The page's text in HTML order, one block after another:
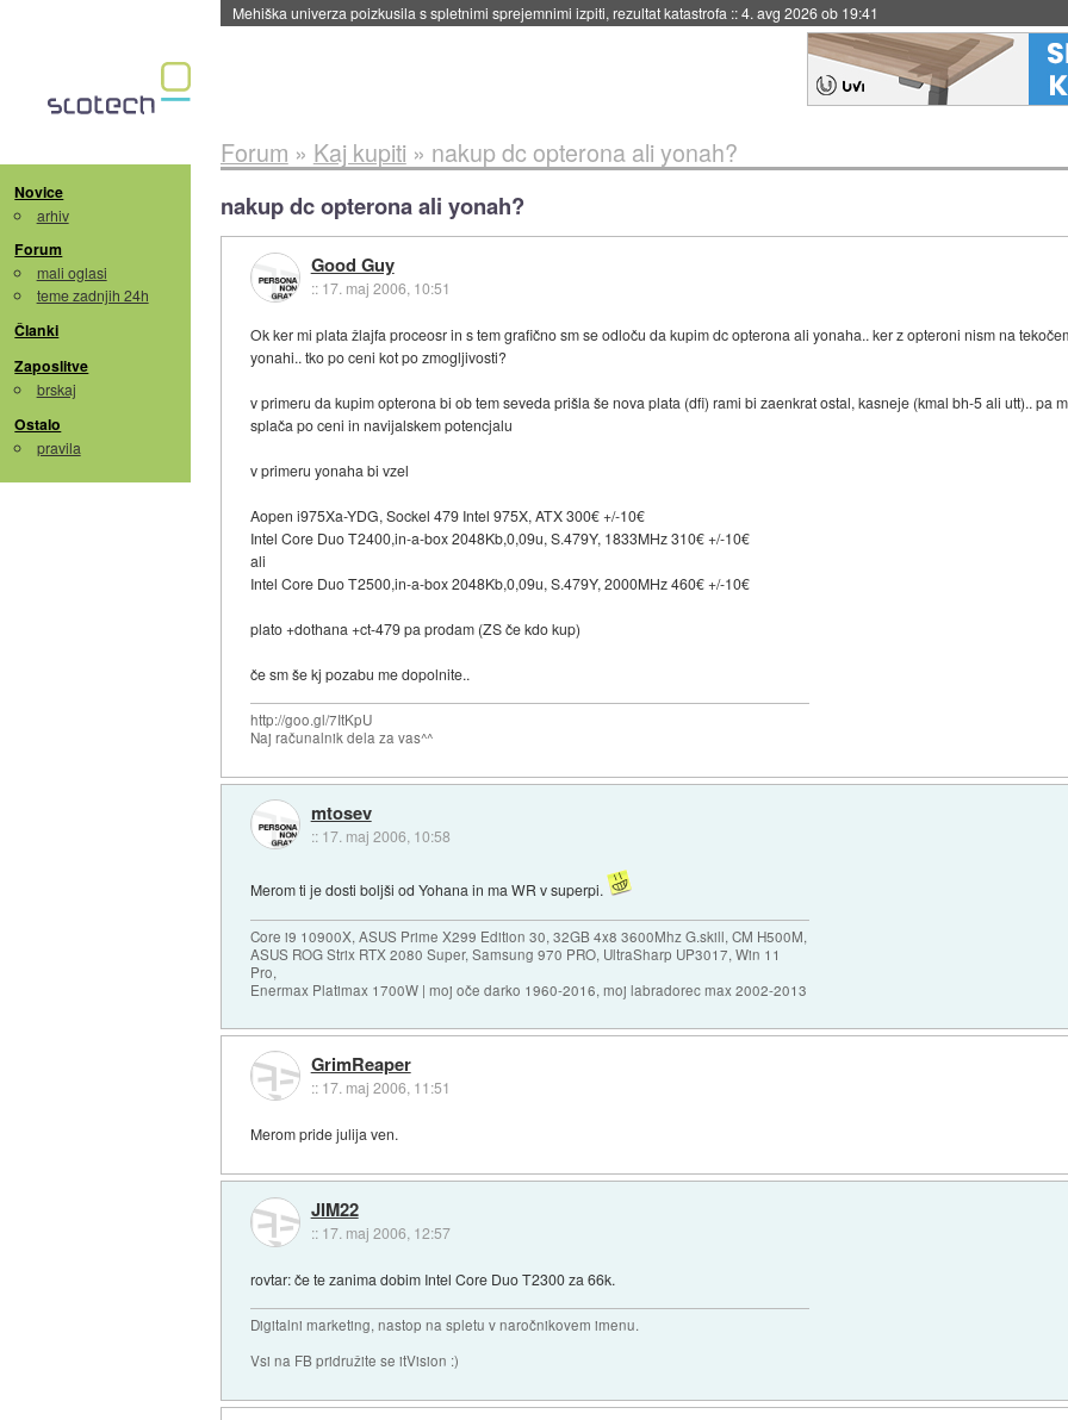
Evropska vesoljska agencija razvija svojo raketo za večkratno uporabo::4. avg 2026 ob 19:41
Novice
arhiv
Forum
mali oglasi
teme zadnjih 24h
Članki
Zaposlitve
brskaj
Ostalo
pravila
Forum » Kaj kupiti » nakup dc opterona ali yonah?
nakup dc opterona ali yonah?
Good Guy
:: 17. maj 2006, 10:51
Ok ker mi plata žlajfa proceosr in s tem grafično sm se odloču da kupim dc opterona ali yonaha.. ker z opteroni nism na
yonahi.. tko po ceni kot po zmogljivosti?
v primeru da kupim opterona bi ob tem seveda prišla še nova plata (dfi) rami bi zaenkrat ostal, kasneje (kmal bh-5 ali utt).. pa
splača po ceni in navijalskem potencjalu
v primeru yonaha bi vzel
Aopen i975Xa-YDG, Sockel 479 Intel 975X, ATX 300€ +/-10€
Intel Core Duo T2400,in-a-box 2048Kb,0,09u, S.479Y, 1833MHz 310€ +/-10€
ali
Intel Core Duo T2500,in-a-box 2048Kb,0,09u, S.479Y, 2000MHz 460€ +/-10€
plato +dothana +ct-479 pa prodam (ZS če kdo kup)
če sm še kj pozabu me dopolnite..
http://goo.gl/7ItKpU
Naj računalnik dela za vas^^
mtosev
:: 17. maj 2006, 10:58
Merom ti je dosti boljši od Yohana in ma WR v superpi.
Core i9 10900X, ASUS Prime X299 Edition 30, 32GB 4x8 3600Mhz G.skill, CM H500M,
ASUS ROG Strix RTX 2080 Super, Samsung 970 PRO, UltraSharp UP3017, Win 11
Pro,
Enermax Platimax 1700W | moj oče darko 1960-2016, moj labradorec max 2002-2013
GrimReaper
:: 17. maj 2006, 11:51
Merom pride julija ven.
JIM22
:: 17. maj 2006, 12:57
rovtar: če te zanima dobim Intel Core Duo T2300 za 66k.
Digitalni marketing, nastop na spletu v naročnikovem imenu.
Vsi na FB pridružite se itVision :)